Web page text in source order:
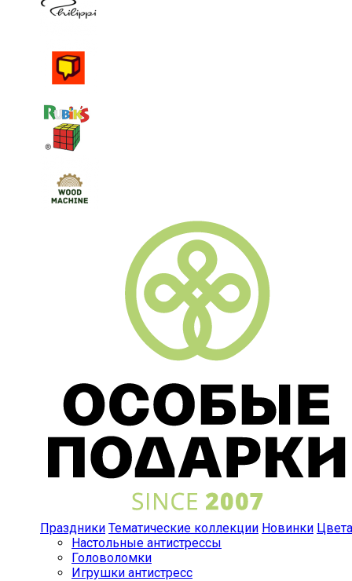
Праздники Тематические коллекции Новинки Цвета
Настольные антистрессы
Головоломки
Игрушки антистресс